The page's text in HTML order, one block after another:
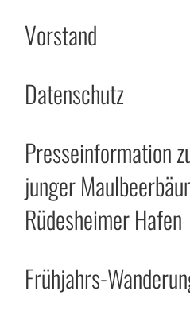
Vorstand
Datenschutz
Presseinformation
junger
Rüdesheimer Hafen
Frühjahrs-